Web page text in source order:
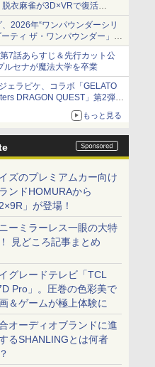
脱衣麻雀が3D×VRで復活
20%オフになるセールが実施
2026年“ワンパウンダーシリ
ティ ザ・ワンパウンダー」を
クマヨソース」を使用した超大
ー
第7話あらすじ＆先行カット公
ルセナが魔法大学を卒業
ェラピケ、コラボ「GELATO
DRAGON QUEST」第2弾が
入ったスライムやわたぼう、ベ
もっと見る
ズのプレミアムカー向け
ンドHOMURAから
2×9R」が登場！
ーミラーレス一眼の大特
見どころ記事まとめ
グレードテレビ「TCL
Pro」。圧巻の色彩美で
＆ゲームが極上体験に
オーディオブランドに進
るSHANLINGとは何者